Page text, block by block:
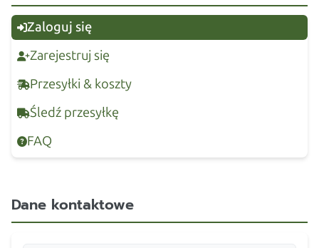
Zaloguj się
Zarejestruj się
Przesyłki & koszty
Śledź przesyłkę
FAQ
Dane kontaktowe